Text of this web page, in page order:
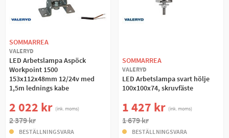
SOMMARREA
VALERYD
LED Arbetslampa Aspöck
Workpoint 1500
153x112x48mm 12/24v med
1,5m lednings kabe
2 022 kr (ink. moms)
2 379 kr
BESTÄLLNINGSVARA
SOMMARREA
VALERYD
LED Arbetslampa svart hölje
100x100x74, skruvfäste
1 427 kr (ink. moms)
1 679 kr
BESTÄLLNINGSVARA